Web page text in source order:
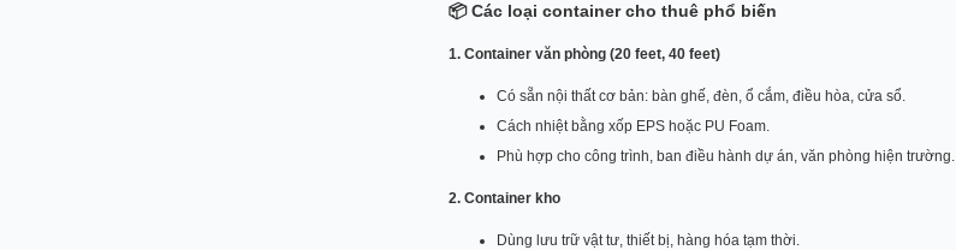
📦Các loại container cho thuê phổ biến
1. Container văn phòng (20 feet, 40 feet)
Có sẵn nội thất cơ bản: bàn ghế, đèn, ổ cắm, điều hòa, cửa sổ.
Cách nhiệt bằng xốp EPS hoặc PU Foam.
Phù hợp cho công trình, ban điều hành dự án, văn phòng hiện trường.
2. Container kho
Dùng lưu trữ vật tư, thiết bị, hàng hóa tạm thời.